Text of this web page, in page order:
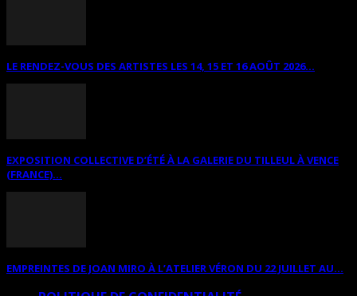
LE RENDEZ-VOUS DES ARTISTES LES 14, 15 ET 16 AOÛT 2026...
EXPOSITION COLLECTIVE D’ÉTÉ À LA GALERIE DU TILLEUL À VENCE
(FRANCE)...
EMPREINTES DE JOAN MIRO À L’ATELIER VÉRON DU 22 JUILLET AU...